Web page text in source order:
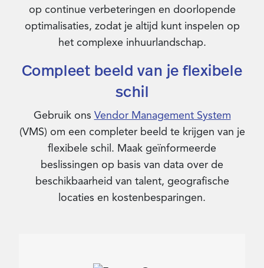
op continue verbeteringen en doorlopende
optimalisaties, zodat je altijd kunt inspelen op
het complexe inhuurlandschap.
Compleet beeld van je flexibele
schil
Gebruik ons Vendor Management System
(VMS) om een completer beeld te krijgen van je
flexibele schil. Maak geïnformeerde
beslissingen op basis van data over de
beschikbaarheid van talent, geografische
locaties en kostenbesparingen.